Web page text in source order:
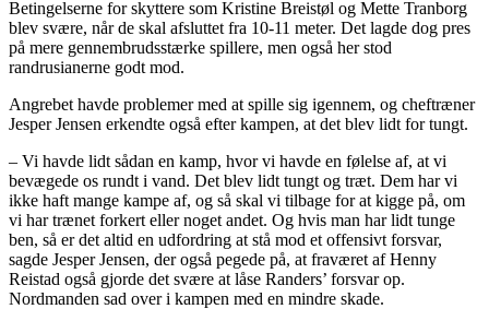
Betingelserne for skyttere som Kristine Breistøl og Mette Tranborg
blev svære, når de skal afsluttet fra 10-11 meter. Det lagde dog pres
på mere gennembrudsstærke spillere, men også her stod
randrusianerne godt mod.
Angrebet havde problemer med at spille sig igennem, og cheftræner
Jesper Jensen erkendte også efter kampen, at det blev lidt for tungt.
– Vi havde lidt sådan en kamp, hvor vi havde en følelse af, at vi
bevægede os rundt i vand. Det blev lidt tungt og træt. Dem har vi
ikke haft mange kampe af, og så skal vi tilbage for at kigge på, om
vi har trænet forkert eller noget andet. Og hvis man har lidt tunge
ben, så er det altid en udfordring at stå mod et offensivt forsvar,
sagde Jesper Jensen, der også pegede på, at fraværet af Henny
Reistad også gjorde det svære at låse Randers’ forsvar op.
Nordmanden sad over i kampen med en mindre skade.